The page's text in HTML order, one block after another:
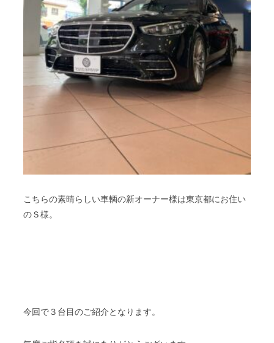
こちらの素晴らしい車輌の新オーナー様は東京都にお住い
のＳ様。
今回で３台目のご紹介となります。